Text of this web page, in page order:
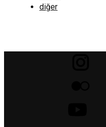
diğer